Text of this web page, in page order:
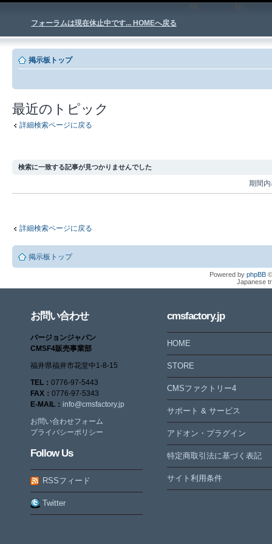
フォーラムは現在休止中です... HOMEへ戻る
sp;
掲示板トップ
最近のトピック
詳細検索ページに戻る
検索に一致する記事が見つかりませんでした
期間
詳細検索ページに戻る
掲示板トップ
Powered by phpBB
Japanese
お問い合わせ
バージョンジャパン
CMSF4販売事業部
福井県福井市花堂中1-8-15
TEL： 0776-97-5443
FAX： 0776-97-5343
E-MAIL： info@cmsfactory.jp
お問い合わせフォーム
プライバシーポリシー
Follow Us
RSSフィード
Twitter
cmsfactory.jp
HOME
STORE
CMSファクトリー4
サポート & サービス
アドオン・プラグイン
特定商取引法に基づく表記
サイト利用条件